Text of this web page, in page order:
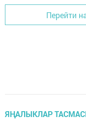
Перейти
ЯҢАЛЫКЛАР